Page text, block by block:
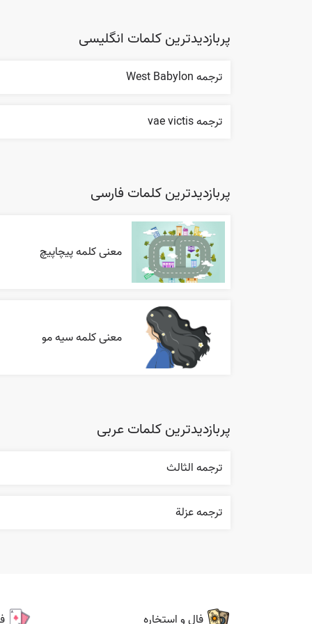
پربازدیدترین کلمات انگلیسی
ترجمه West Babylon
ترجمه vae victis
پربازدیدترین کلمات فارسی
معنی کلمه پیچاپیچ
معنی کلمه سیه مو
پربازدیدترین کلمات عربی
ترجمه الثالث
ترجمه عزلة
فال و استخاره